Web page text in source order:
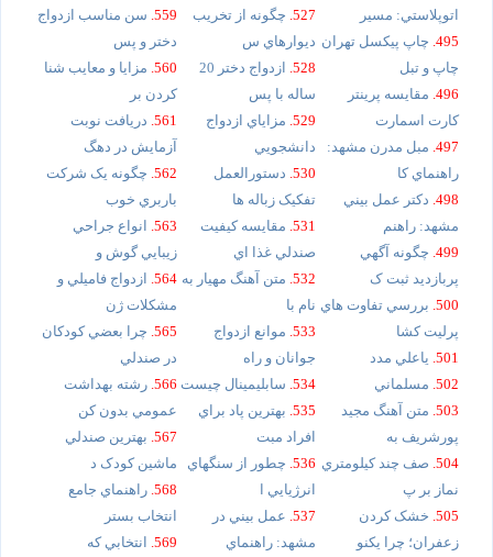
اتوپلاستي: مسير
495. چاپ پيکسل تهران
چاپ و تبل
496. مقايسه پرينتر
کارت اسمارت
497. مبل مدرن مشهد:
راهنماي کا
498. دکتر عمل بيني
مشهد: راهنم
499. چگونه آگهي
پربازديد ثبت ک
500. بررسي تفاوت هاي
پرليت کشا
501. ياعلي مدد
502. مسلماني
503. متن آهنگ مجيد
پورشريف به
504. صف چند کيلومتري
نماز بر پ
505. خشک کردن
زعفران؛ چرا يکنو
527. چگونه از تخريب
ديوارهاي س
528.
ازدواج دختر 20
ساله با پس
529. مزاياي ازدواج
دانشجويي
530. دستورالعمل
تفکيک زباله ها
531. مقايسه کيفيت
صندلي غذا اي
532. متن آهنگ مهيار به
نام با
533. موانع ازدواج
جوانان و راه
534. سابليمينال چيست
535. بهترين پاد براي
افراد مبت
536. چطور از سنگهاي
انرژيايي ا
537. عمل بيني در
مشهد: راهنماي
559. سن مناسب ازدواج
دختر و پس
560. مزايا و معايب شنا
کردن بر
561. دريافت نوبت
آزمايش در دهگ
562. چگونه يک شرکت
باربري خوب
563.
انواع جراحي
زيبايي گوش و
564.
ازدواج فاميلي و
مشکلات ژن
565. چرا بعضي کودکان
در صندلي
566. رشته بهداشت
عمومي بدون کن
567. بهترين صندلي
ماشين کودک د
568. راهنماي جامع
انتخاب بستر
569.
انتخابي که